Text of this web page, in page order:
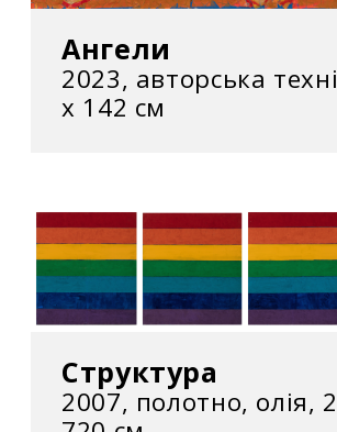
Ангели
2023, авторська
х 142 см
Структура
2007, полотно, олія,